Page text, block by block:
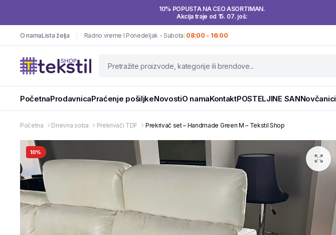
10% POPUSTA NA CEO ASORTIMAN.
Akcija traje od 15. 07. još:
O namaLista želja Radno vreme I Ponedeljak - Subota: 08:00 - 16:00
PočetnaProdavnicaPraćenje pošiljkeNovostiO namaKontaktPOSTELJINE SANNovčanici
Početna Dnevna soba Prekrivači TDF Prekrivač set – Handmade Green M – Tekstil Shop
10%